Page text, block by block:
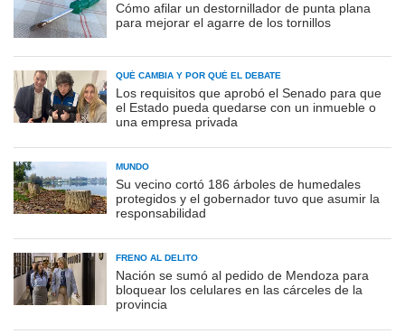
Cómo afilar un destornillador de punta plana
para mejorar el agarre de los tornillos
QUÉ CAMBIA Y POR QUÉ EL DEBATE
Los requisitos que aprobó el Senado para que
el Estado pueda quedarse con un inmueble o
una empresa privada
MUNDO
Su vecino cortó 186 árboles de humedales
protegidos y el gobernador tuvo que asumir la
responsabilidad
FRENO AL DELITO
Nación se sumó al pedido de Mendoza para
bloquear los celulares en las cárceles de la
provincia